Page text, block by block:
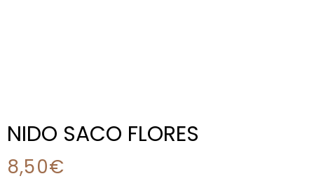
NIDO SACO FLORES
8,50€